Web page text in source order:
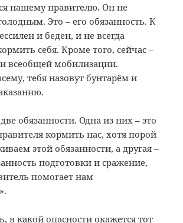
нашему правителю. Он не
Это – его обязанность. К
и беден, и не всегда
себя. Кроме того, сейчас –
всеобщей мобилизации.
тебя назовут бунтарём и
обязанности. Одна из них – это
кормить нас, хотя порой
этой обязанности, а другая –
подготовки и сражение,
помогает нам
какой опасности окажется тот